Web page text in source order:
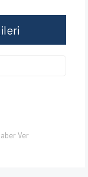
Ver